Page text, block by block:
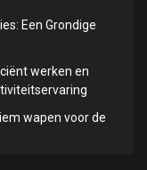
Een Grondige
werken en
wapen voor de